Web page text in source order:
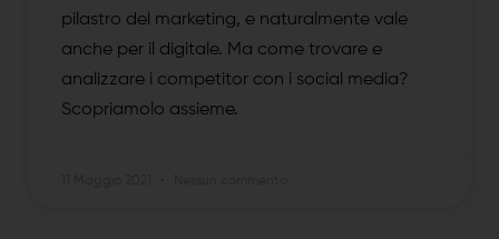
pilastro del marketing, e naturalmente vale
anche per il digitale. Ma come trovare e
analizzare i competitor con i social media?
Scopriamolo assieme.